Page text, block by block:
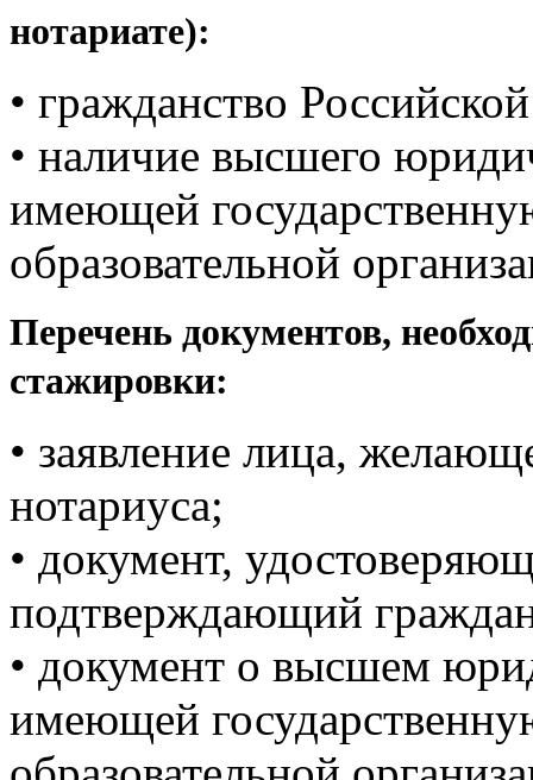
нотариате):
• гражданство
• наличие высшего
имеющей
образовательной
Перечень документов,
стажировки:
• заявление лица,
нотариуса;
• документ,
подтверждающий
• документ о высшем
имеющей